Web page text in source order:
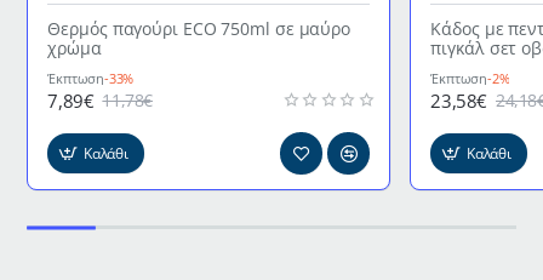
Θερμός παγούρι ECO 750ml σε μαύρο
χρώμα
Έκπτωση-33%
7,89€ 11,78€
Καλάθι
Κάδος με
πιγκάλ σετ
Έκπτωση-2%
23,58€
Καλάθι